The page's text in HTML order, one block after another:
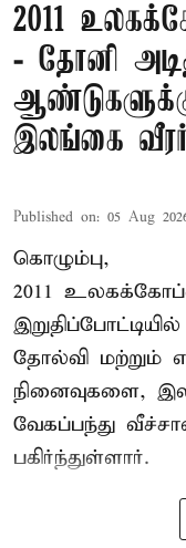
2011
- தோனி
இலங்கை
Published on: 05 Aug
கொழும்பு,
2011
தோல்வி மற்றும்
நினைவுகளை,
வேகப்பந்து
பகிர்ந்துள்ளார்.